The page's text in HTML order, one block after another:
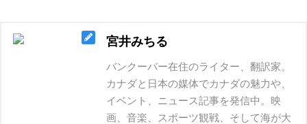
宮井みちる
バンクーバー在住のライター、翻訳家。
カナダと日本の媒体でカナダの魅力や、
イベント、ニュース記事を発信中。映
画、音楽、スポーツ観戦、そして海が大